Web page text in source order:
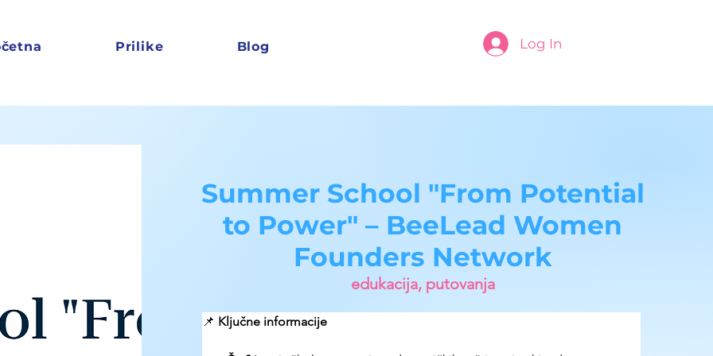
Prilike Blog Log In
Summer School "From Potential
to Power" – BeeLead Women
Founders Network
edukacija, putovanja
📌 Ključne informacije